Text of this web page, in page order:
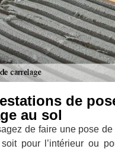
de
au sol
de faire une pose de
pour l’intérieur ou